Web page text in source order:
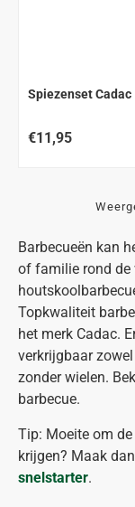
Barbecueën kan
of familie rond de
Topkwaliteit
het merk Cadac.
verkrijgbaar
zonder wielen.
barbecue.
Tip: Moeite om
krijgen? Maak
snelstarter.
Spiezenset Cadac
€11,95